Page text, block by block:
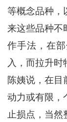
等概念品种，
来这些品种不
作手法，在
入，而拉升时
陈姨说，在目
动力或有限，
止损点，当